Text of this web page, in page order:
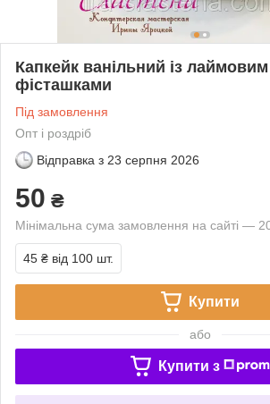
Капкейк ванільний із
фісташками
Під замовлення
Опт і роздріб
Відправка з 23 серпня 2026
50 ₴
Мінімальна сума замовлення на сайті —
45 ₴ від 100 шт.
Купити
або
Купити з